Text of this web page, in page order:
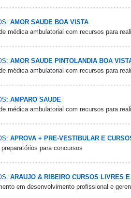
AMOR SAUDE BOA VISTA
médica ambulatorial com recursos para
AMOR SAUDE PINTOLANDIA BOA
médica ambulatorial com recursos para
AMPARO SAUDE
médica ambulatorial com recursos para
APROVA + PRE-VESTIBULAR E
para concursos
ARAUJO & RIBEIRO CURSOS LIVRES
em desenvolvimento profissional e